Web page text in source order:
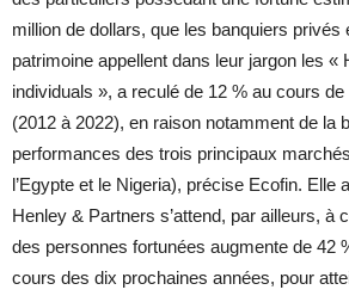
million de dollars, que les banquiers privés
patrimoine appellent dans leur jargon les «
individuals », a reculé de 12 % au cours
(2012 à 2022), en raison notamment de la
performances des trois principaux
l’Egypte et le Nigeria), précise Ecofin. Elle
Henley & Partners s’attend, par ailleurs, à
des personnes fortunées augmente de 42
cours des dix prochaines années, pour